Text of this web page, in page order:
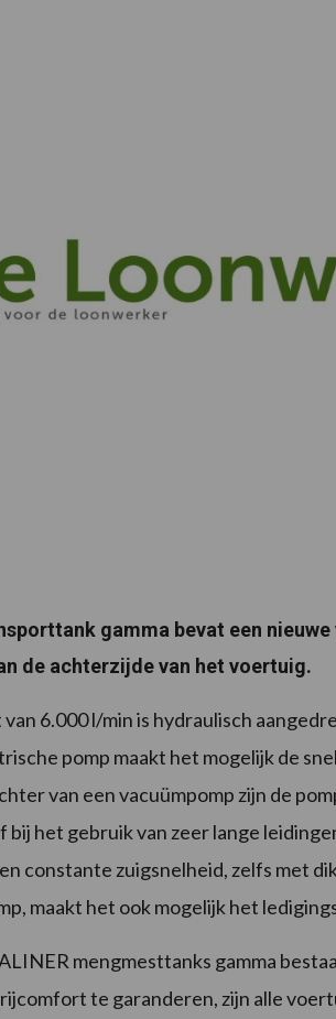
gamma bevat een
de achterzijde van het voertuig.
6.000 l/min is hydraulisch
pomp maakt het mogelijk de
van een vacuümpomp zijn de
bij het gebruik van zeer lange
constante zuigsnelheid, zelfs met
maakt het ook mogelijk het
mengmesttanks gamma
rijcomfort te garanderen, zijn alle